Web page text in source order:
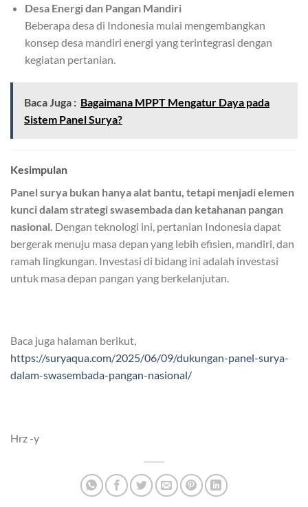
Desa Energi dan Pangan Mandiri
Beberapa desa di Indonesia mulai mengembangkan
konsep desa mandiri energi yang terintegrasi dengan
kegiatan pertanian.
Baca Juga : Bagaimana MPPT Mengatur Daya pada
Sistem Panel Surya?
Kesimpulan
Panel surya bukan hanya alat bantu, tetapi menjadi elemen
kunci dalam strategi swasembada dan ketahanan pangan
nasional. Dengan teknologi ini, pertanian Indonesia dapat
bergerak menuju masa depan yang lebih efisien, mandiri, dan
ramah lingkungan. Investasi di bidang ini adalah investasi
untuk masa depan pangan yang berkelanjutan.
Baca juga halaman berikut,
https://suryaqua.com/2025/06/09/dukungan-panel-surya-
dalam-swasembada-pangan-nasional/
Hrz -y